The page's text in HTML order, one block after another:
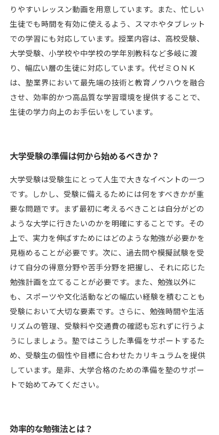
りやすいレッスン動画を用意しています。また、忙しい
生徒でも時間を有効に使えるよう、スマホやタブレット
での学習にも対応しています。授業内容は、高校受験、
大学受験、小学校や中学校の学年別教科など多岐に渡
り、幅広い層の生徒に対応しています。代ゼミＯＮＫ
は、塾業界において最先端の技術と教育ノウハウを融合
させ、効率的かつ高品質な学習環境を提供することで、
生徒の学力向上のお手伝いをしています。
大学受験の準備は何から始めるべきか？
大学受験は受験生にとって人生で大きなイベントの一つ
です。しかし、受験に備えるためには何をすべきかが重
要な問題です。まず最初に考えるべきことは自分がどの
ような大学に行きたいのかを明確にすることです。その
上で、実力を伸ばすためにはどのような勉強が必要かを
見極めることが必要です。次に、過去問や模擬試験を受
けて自分の得意分野や苦手分野を把握し、それに応じた
勉強計画を立てることが必要です。また、勉強以外に
も、スポーツや文化活動などの幅広い経験を積むことも
受験において大切な要素です。さらに、勉強時間や生活
リズムの管理、受験料や交通費の確認も忘れずに行うよ
うにしましょう。塾ではこうした準備をサポートするた
め、受験生の個性や目標に合わせたカリキュラムを提供
しています。是非、大学合格のための準備を塾のサポー
トで始めてみてください。
効率的な勉強法とは？